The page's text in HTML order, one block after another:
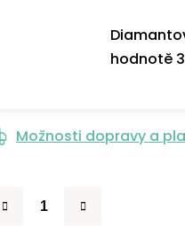
hodnotě
Možnosti dopravy a